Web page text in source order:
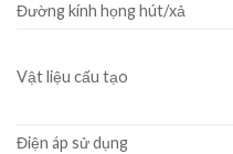
Đường kính họng hút/xả
Vật liệu cấu tạo
Điện áp sử dụng